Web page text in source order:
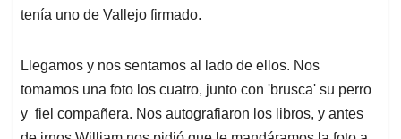
tenía uno de Vallejo firmado.
Llegamos y nos sentamos al lado de ellos. Nos
tomamos una foto los cuatro, junto con 'brusca' su perro
y fiel compañera. Nos autografiaron los libros, y antes